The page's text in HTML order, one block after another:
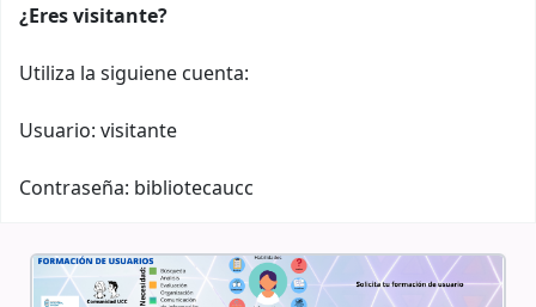
¿Eres visitante?
Utiliza la siguiene cuenta:
Usuario: visitante
Contraseña: bibliotecaucc